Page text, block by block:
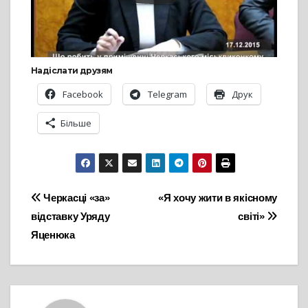
Надіслати друзям
Facebook Telegram Друк
Більше
Навігація
записів
«Я хочу жити в якісному
світі»
Черкасці «за»
відставку Уряду
Яценюка